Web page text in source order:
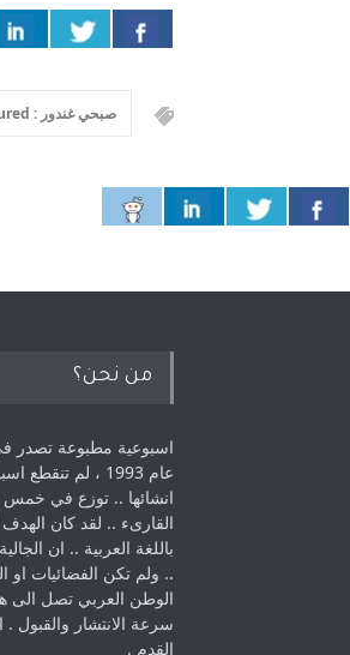
صبحي غندور : featured
من نحن؟
اسبوعية مطبوعة تصدر في
عام 1993 ، لم
انشائها .. توزع في خمس
القارىء ..‏ لقد كان
باللغة العربية .. ان
.. ولم تكن الفضائيات
الوطن ‏العربي تصل الى
سرعة الانتشار والقبول
القدم . ‏